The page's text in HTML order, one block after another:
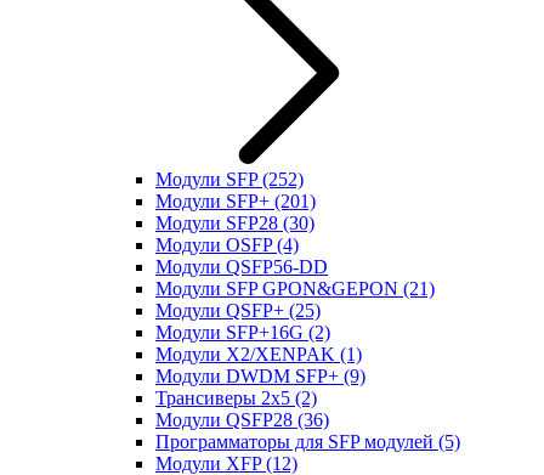
Модули SFP(252)
Модули SFP+ (201)
Модули SFP28 (30)
Модули OSFP(4)
Модули QSFP56-DD
Модули SFP GPON&GEPON (21)
Модули QSFP+ (25)
Модули SFP+16G (2)
Модули X2/XENPAK (1)
Модули DWDM SFP+ (9)
Трансиверы 2x5 (2)
Модули QSFP28 (36)
Программаторы для SFP модулей (5)
Модули XFP(12)